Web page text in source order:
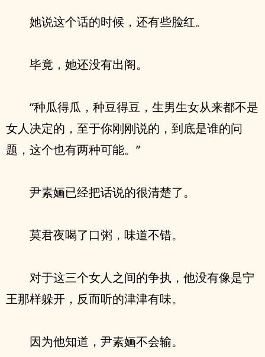
她说这个话的时候，还有些脸红。
毕竟，她还没有出阁。
“种瓜得瓜，种豆得豆，生男生女从来都不是
女人决定的，至于你刚刚说的，到底是谁的问
题，这个也有两种可能。”
尹素婳已经把话说的很清楚了。
莫君夜喝了口粥，味道不错。
对于这三个女人之间的争执，他没有像是宁
王那样躲开，反而听的津津有味。
因为他知道，尹素婳不会输。